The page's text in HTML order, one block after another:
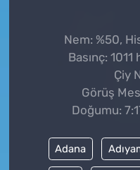
Nem: %50,
Basınç:
Çiy
Görüş
Doğumu:
Adana